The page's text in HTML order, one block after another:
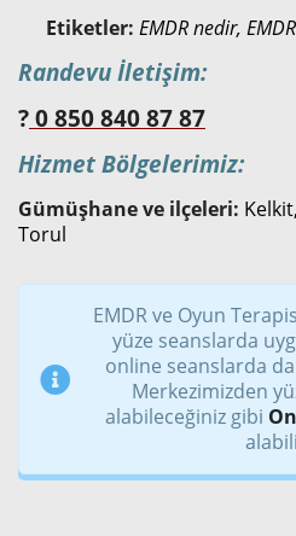
Etiketler: EMDR nedir,
Randevu İletişim:
? 0 850 840 87 87
Hizmet Bölgelerimiz:
Gümüşhane ve ilçeleri:
Torul
EMDR ve Oyun
yüze seanslarda
online seanslarda
Merkezimizden
alabileceğiniz gibi